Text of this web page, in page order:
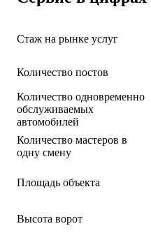
Стаж на рынке услуг
Количество постов
Количество одновременно
обслуживаемых
автомобилей
Количество мастеров в
одну смену
Площадь объекта
Высота ворот